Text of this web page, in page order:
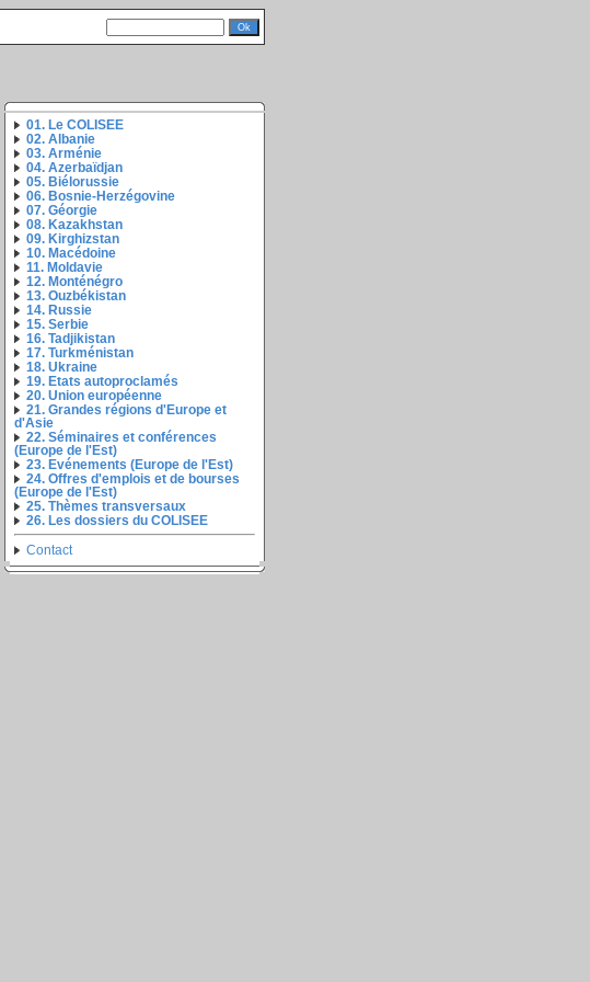
01. Le COLISEE
02. Albanie
03. Arménie
04. Azerbaïdjan
05. Biélorussie
06. Bosnie-Herzégovine
07. Géorgie
08. Kazakhstan
09. Kirghizstan
10. Macédoine
11. Moldavie
12. Monténégro
13. Ouzbékistan
14. Russie
15. Serbie
16. Tadjikistan
17. Turkménistan
18. Ukraine
19. Etats autoproclamés
20. Union européenne
21. Grandes régions d'Europe et
d'Asie
22. Séminaires et conférences
(Europe de l'Est)
23. Evénements (Europe de l'Est)
24. Offres d'emplois et de bourses
(Europe de l'Est)
25. Thèmes transversaux
26. Les dossiers du COLISEE
Contact